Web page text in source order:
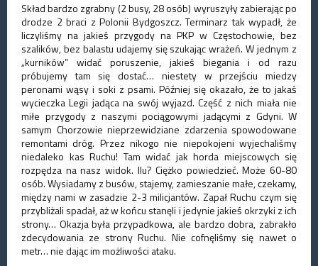
Skład bardzo zgrabny (2 busy, 28 osób) wyruszyły zabierając po
drodze 2 braci z Polonii Bydgoszcz. Terminarz tak wypadł, że
liczyliśmy na jakieś przygody na PKP w Częstochowie, bez
szalików, bez balastu udajemy się szukając wrażeń. W jednym z
„kurników” widać poruszenie, jakieś biegania i od razu
próbujemy tam się dostać… niestety w przejściu miedzy
peronami wąsy i soki z psami. Później się okazało, że to jakaś
wycieczka Legii jadąca na swój wyjazd. Część z nich miała nie
miłe przygody z naszymi pociągowymi jadącymi z Gdyni. W
samym Chorzowie nieprzewidziane zdarzenia spowodowane
remontami dróg. Przez nikogo nie niepokojeni wyjechaliśmy
niedaleko kas Ruchu! Tam widać jak horda miejscowych się
rozpędza na nasz widok. Ilu? Ciężko powiedzieć. Może 60-80
osób. Wysiadamy z busów, stajemy, zamieszanie małe, czekamy,
między nami w zasadzie 2-3 milicjantów. Zapał Ruchu czym się
przybliżali spadał, aż w końcu stanęli i jedynie jakieś okrzyki z ich
strony… Okazja była przypadkowa, ale bardzo dobra, zabrakło
zdecydowania ze strony Ruchu. Nie cofnęliśmy się nawet o
metr… nie dając im możliwości ataku.